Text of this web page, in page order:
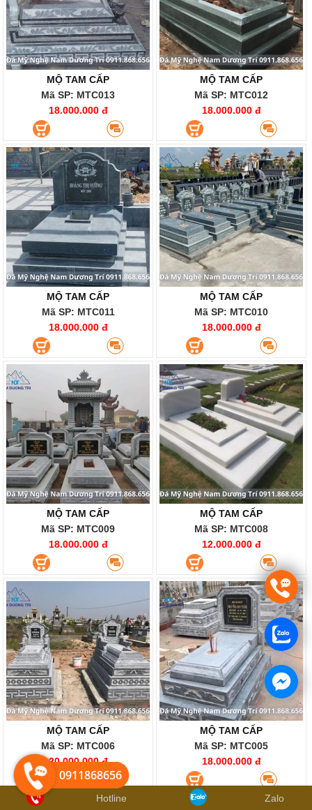
0911868656
0911868656
MỘ TAM CẤP
Mã SP: MTC013
18.000.000 đ
MỘ TAM CẤP
Mã SP: MTC012
18.000.000 đ
MỘ TAM CẤP
Mã SP: MTC011
18.000.000 đ
MỘ TAM CẤP
Mã SP: MTC010
18.000.000 đ
MỘ TAM CẤP
Mã SP: MTC009
18.000.000 đ
MỘ TAM CẤP
Mã SP: MTC008
12.000.000 đ
MỘ TAM CẤP
Mã SP: MTC006
20.000.000 đ
MỘ TAM CẤP
Mã SP: MTC005
18.000.000 đ
Hotline Zalo